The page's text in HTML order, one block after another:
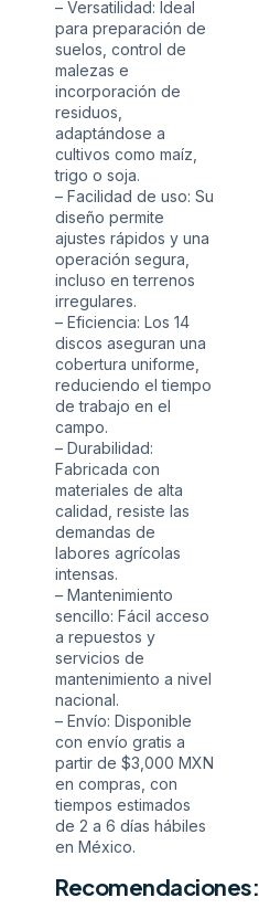
– Versatilidad: Ideal
para preparación de
suelos, control de
malezas e
incorporación de
residuos,
adaptándose a
cultivos como maíz,
trigo o soja.
– Facilidad de uso: Su
diseño permite
ajustes rápidos y una
operación segura,
incluso en terrenos
irregulares.
– Eficiencia: Los 14
discos aseguran una
cobertura uniforme,
reduciendo el tiempo
de trabajo en el
campo.
– Durabilidad:
Fabricada con
materiales de alta
calidad, resiste las
demandas de
labores agrícolas
intensas.
– Mantenimiento
sencillo: Fácil acceso
a repuestos y
servicios de
mantenimiento a nivel
nacional.
– Envío: Disponible
con envío gratis a
partir de $3,000 MXN
en compras, con
tiempos estimados
de 2 a 6 días hábiles
en México.
Recomendaciones: